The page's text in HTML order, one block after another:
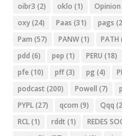
oibr3 (2) oklo (1) Opinion
oxy(24) Paas (31) pags
Pam (57) PANW(1) PATH
pdd (6) pep (1) PERU (18)
pfe (10) pff(3) pg (4)
podcast (200) Powell (7)
PYPL(27) qcom (9) Qqq
RCL(1) rddt (1) REDES